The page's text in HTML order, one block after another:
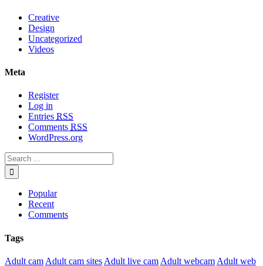
Creative
Design
Uncategorized
Videos
Meta
Register
Log in
Entries RSS
Comments RSS
WordPress.org
Popular
Recent
Comments
Tags
Adult cam Adult cam sites Adult live cam Adult webcam Adult web